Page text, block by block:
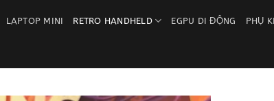
LAPTOP MINI RETRO HANDHELD EGPU DI ĐỘNG PHỤ